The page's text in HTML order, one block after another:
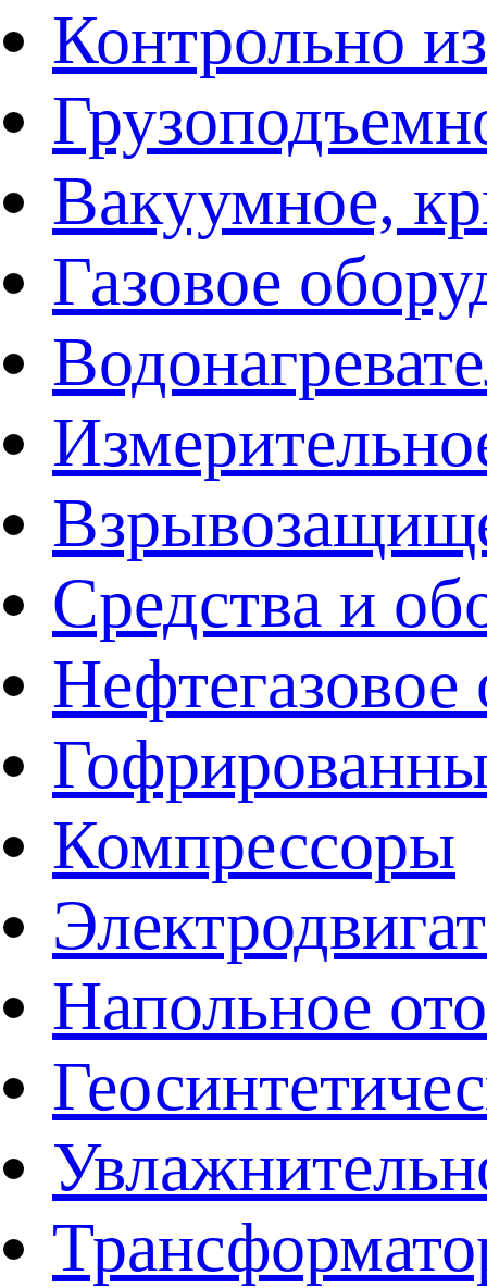
Контрольно
Вакуумное,
Газовое
Средства и
Нефтегазовое
Компрессоры
Напольное